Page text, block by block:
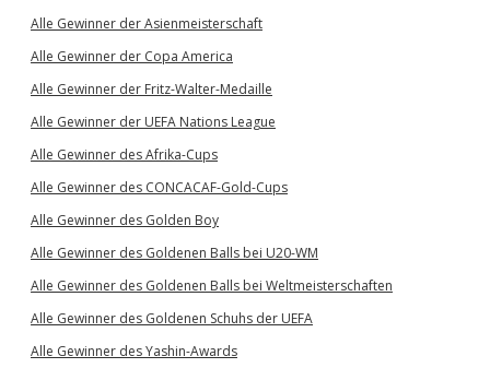
Alle Gewinner der Asienmeisterschaft
Alle Gewinner der Copa America
Alle Gewinner der Fritz-Walter-Medaille
Alle Gewinner der UEFA Nations League
Alle Gewinner des Afrika-Cups
Alle Gewinner des CONCACAF-Gold-Cups
Alle Gewinner des Golden Boy
Alle Gewinner des Goldenen Balls bei U20-WM
Alle Gewinner des Goldenen Balls bei Weltmeisterschaften
Alle Gewinner des Goldenen Schuhs der UEFA
Alle Gewinner des Yashin-Awards